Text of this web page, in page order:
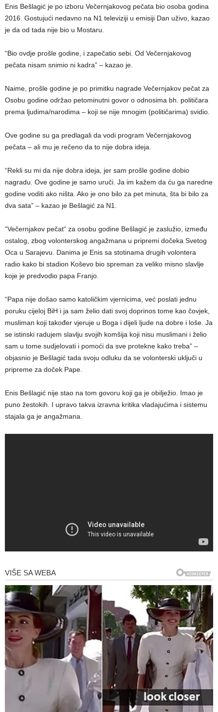
Enis Bešlagić je po izboru Večernjakovog pečata bio osoba godina
2016. Gostujući nedavno na N1 televiziji u emisiji Dan uživo, kazao
je da od tada nije bio u Mostaru.
“Bio ovdje prošle godine, i zapečatio sebi. Od Večernjakovog
pečata nisam snimio ni kadra” – kazao je.
Naime, prošle godine je po primitku nagrade Večernjakov pečat za
Osobu godine održao petominutni govor o odnosima bh. političara
prema ljudima/narodima – koji se nije mnogim (političarima) svidio.
Ove godine su ga predlagali da vodi program Večernjakovog
pečata – ali mu je rečeno da to nije dobra ideja.
“Rekli su mi da nije dobra ideja, jer sam prošle godine dobio
nagradu. Ove godine je samo uruči. Ja im kažem da ću ga naredne
godine voditi ako ništa. Ako je ono bilo za pet minuta, šta bi bilo za
dva sata” – kazao je Bešlagić za N1.
“Večernjakov pečat“ za osobu godine Bešlagić je zaslužio, između
ostalog, zbog volonterskog angažmana u pripremi dočeka Svetog
Oca u Sarajevu. Danima je Enis sa stotinama drugih volontera
radio kako bi stadion Koševo bio spreman za veliko misno slavlje
koje je predvodio papa Franjo.
“Papa nije došao samo katoličkim vjernicima, već poslati jednu
poruku cijeloj BiH i ja sam želio dati svoj doprinos tome kao čovjek,
musliman koji također vjeruje u Boga i dijeli ljude na dobre i loše. Ja
se istinski radujem slavlju svojih komšija koji nisu muslimani i želio
sam u tome sudjelovati i pomoći da sve protekne kako treba” –
objasnio je Bešlagić tada svoju odluku da se volonterski uključi u
pripreme za doček Pape.
Enis Bešlagić nije stao na tom govoru koji ga je obilježio. Imao je
puno žestokih. I upravo takva izravna kritika vladajućima i sistemu
stajala ga je angažmana.